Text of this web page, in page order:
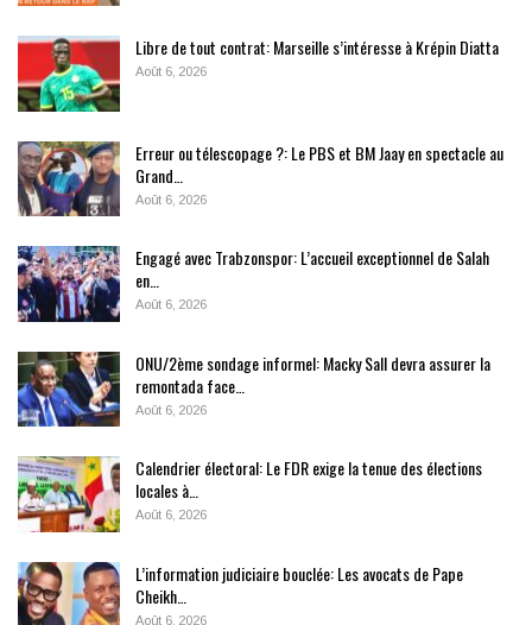
Libre de tout contrat: Marseille s’intéresse à Krépin Diatta
Août 6, 2026
Erreur ou télescopage ?: Le PBS et BM Jaay en spectacle au
Grand…
Août 6, 2026
Engagé avec Trabzonspor: L’accueil exceptionnel de Salah
en…
Août 6, 2026
ONU/2ème sondage informel: Macky Sall devra assurer la
remontada face…
Août 6, 2026
Calendrier électoral: Le FDR exige la tenue des élections
locales à…
Août 6, 2026
L’information judiciaire bouclée: Les avocats de Pape
Cheikh…
Août 6, 2026